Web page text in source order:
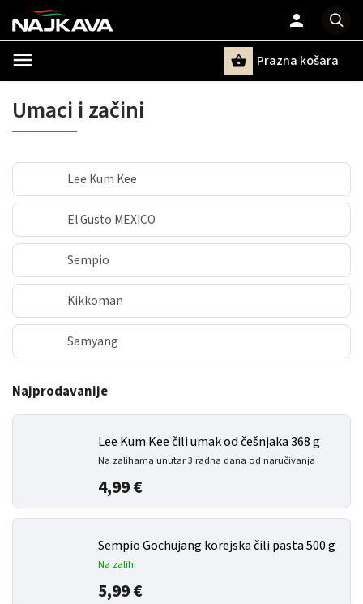
Prazna košara
Umaci i začini
Lee Kum Kee
El Gusto MEXICO
Sempio
Kikkoman
Samyang
Najprodavanije
Lee Kum Kee čili umak od češnjaka 368 g
Na zalihama unutar 3 radna dana od naručivanja
4,99 €
Sempio Gochujang korejska čili pasta 500 g
Na zalihi
5,99 €